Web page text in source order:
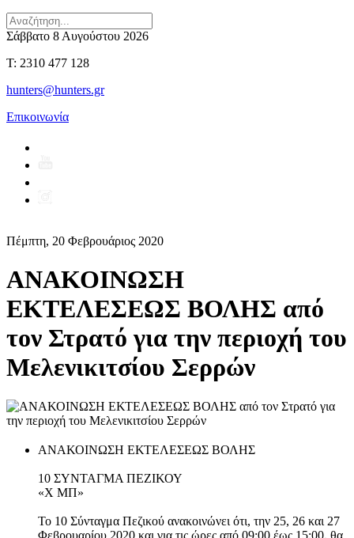
Σάββατο 8 Αυγούστου 2026
T: 2310 477 128
hunters@hunters.gr
Επικοινωνία
Πέμπτη, 20 Φεβρουάριος 2020
ΑΝΑΚΟΙΝΩΣΗ
ΕΚΤΕΛΕΣΕΩΣ ΒΟΛΗΣ από
τον Στρατό για την περιοχή του
Μελενικιτσίου Σερρών
ΑΝΑΚΟΙΝΩΣΗ ΕΚΤΕΛΕΣΕΩΣ ΒΟΛΗΣ
10 ΣΥΝΤΑΓΜΑ ΠΕΖΙΚΟΥ
«Χ ΜΠ»
Το 10 Σύνταγμα Πεζικού ανακοινώνει ότι, την 25, 26 και 27
Φεβρουαρίου 2020 και για τις ώρες από 09:00 έως 15:00, θα